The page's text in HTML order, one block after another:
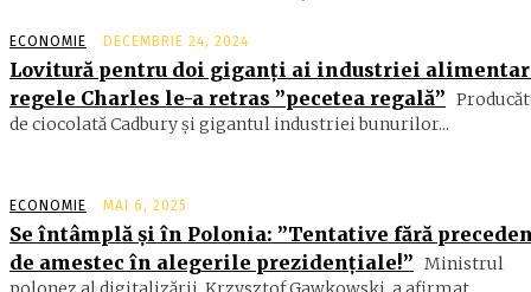
ECONOMIE DECEMBRIE 24, 2024
Lovitură pentru doi giganți ai industriei
regele Charles le-a retras ”pecetea regală”
de ciocolată Cadbury şi gigantul industriei bunurilor...
ECONOMIE MAI 6, 2025
Se întâmplă și în Polonia: ”Tentative fără
de amestec în alegerile prezidențiale!” Ministrul